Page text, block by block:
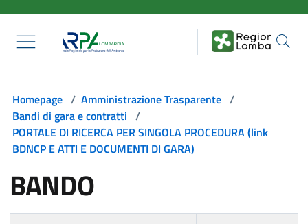
Homepage / Amministrazione Trasparente /
Bandi di gara e contratti /
PORTALE DI RICERCA PER SINGOLA PROCEDURA (link
BDNCP E ATTI E DOCUMENTI DI GARA)
BANDO